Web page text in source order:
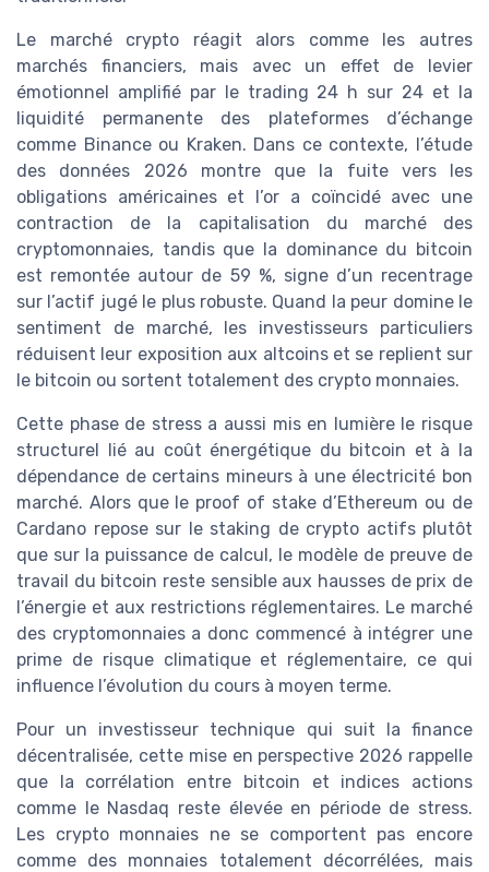
Le marché crypto réagit alors comme les autres
marchés financiers, mais avec un effet de levier
émotionnel amplifié par le trading 24 h sur 24 et la
liquidité permanente des plateformes d’échange
comme Binance ou Kraken. Dans ce contexte, l’étude
des données 2026 montre que la fuite vers les
obligations américaines et l’or a coïncidé avec une
contraction de la capitalisation du marché des
cryptomonnaies, tandis que la dominance du bitcoin
est remontée autour de 59 %, signe d’un recentrage
sur l’actif jugé le plus robuste. Quand la peur domine le
sentiment de marché, les investisseurs particuliers
réduisent leur exposition aux altcoins et se replient sur
le bitcoin ou sortent totalement des crypto monnaies.
Cette phase de stress a aussi mis en lumière le risque
structurel lié au coût énergétique du bitcoin et à la
dépendance de certains mineurs à une électricité bon
marché. Alors que le proof of stake d’Ethereum ou de
Cardano repose sur le staking de crypto actifs plutôt
que sur la puissance de calcul, le modèle de preuve de
travail du bitcoin reste sensible aux hausses de prix de
l’énergie et aux restrictions réglementaires. Le marché
des cryptomonnaies a donc commencé à intégrer une
prime de risque climatique et réglementaire, ce qui
influence l’évolution du cours à moyen terme.
Pour un investisseur technique qui suit la finance
décentralisée, cette mise en perspective 2026 rappelle
que la corrélation entre bitcoin et indices actions
comme le Nasdaq reste élevée en période de stress.
Les crypto monnaies ne se comportent pas encore
comme des monnaies totalement décorrélées, mais